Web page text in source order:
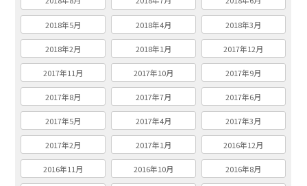
2018年5月 2018年4月 2018年3月
2018年2月 2018年1月 2017年12月
2017年11月 2017年10月 2017年9月
2017年8月 2017年7月 2017年6月
2017年5月 2017年4月 2017年3月
2017年2月 2017年1月 2016年12月
2016年11月 2016年10月 2016年8月